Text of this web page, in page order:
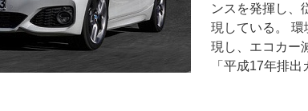
ンスを発揮し、
現している。
現し、エコカー
「平成17年排